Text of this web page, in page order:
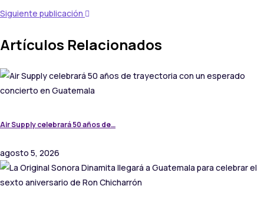
Siguiente publicación
Artículos Relacionados
Air Supply celebrará 50 años de…
agosto 5, 2026